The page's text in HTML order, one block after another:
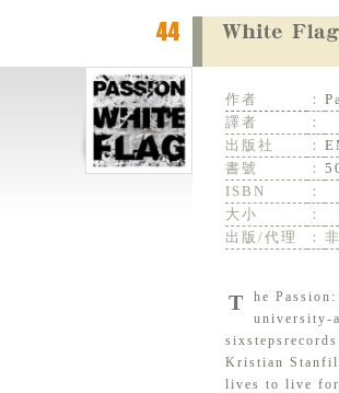
作者 ：
譯者
：
出版社
：
書號
：
ISBN
：
大小
：
出版/代理
：
The Passion: White Flag album was recorded live at the Passion 2012 conference with more than 42,000
university-
Kristian
lives to live for